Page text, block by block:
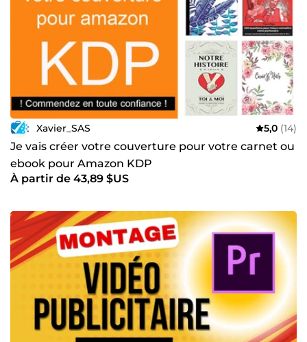
Xavier_SAS 5,0 (14)
Je vais créer votre couverture pour votre carnet ou
ebook pour Amazon KDP
À partir de 43,89 $US